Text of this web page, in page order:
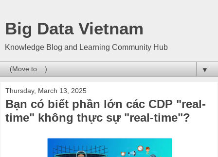
Big Data Vietnam
Knowledge Blog and Learning Community Hub
▼
Thursday, March 13, 2025
Bạn có biết phần lớn các CDP "real-
time" không thực sự "real-time"?